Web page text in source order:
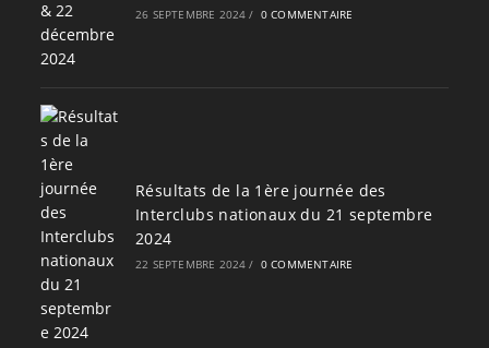
26 SEPTEMBRE 2024 / 0 COMMENTAIRE
Résultats de la 1ère journée des
Interclubs nationaux du 21 septembre
2024
22 SEPTEMBRE 2024 / 0 COMMENTAIRE